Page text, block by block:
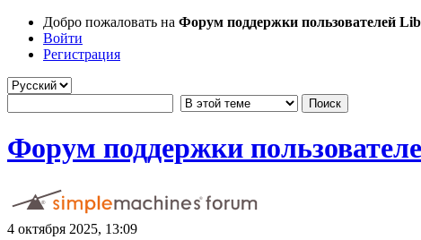
Добро пожаловать на Форум поддержки пользователей
Войти
Регистрация
Форум поддержки
4 октября 2025, 13:09